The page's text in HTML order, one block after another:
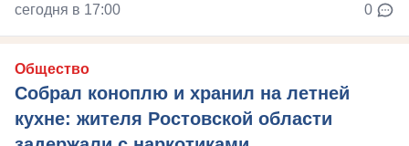
сегодня в 17:00 0
Общество
Собрал коноплю и хранил на летней
кухне: жителя Ростовской области